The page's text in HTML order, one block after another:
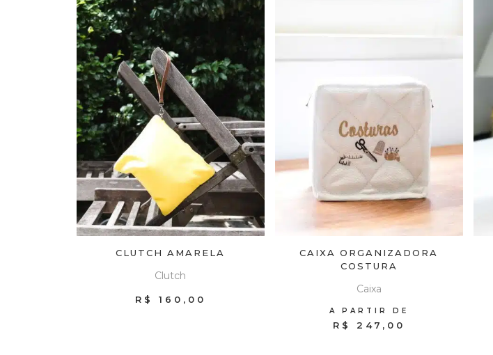
CLUTCH AMARELA
Clutch
R$ 160,00
CAIXA ORGANIZADORA
COSTURA
Caixa
A PARTIR DE
R$ 247,00